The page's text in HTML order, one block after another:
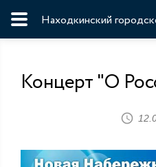
Находкинский
Концерт "О